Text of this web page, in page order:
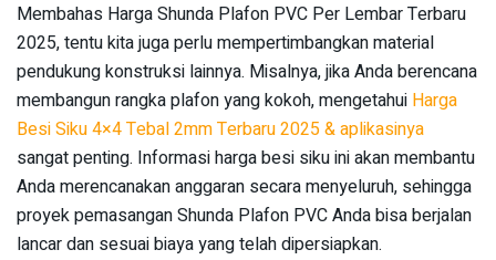
Membahas Harga Shunda Plafon PVC Per Lembar Terbaru
2025, tentu kita juga perlu mempertimbangkan material
pendukung konstruksi lainnya. Misalnya, jika Anda berencana
membangun rangka plafon yang kokoh, mengetahui Harga
Besi Siku 4×4 Tebal 2mm Terbaru 2025 & aplikasinya
sangat penting. Informasi harga besi siku ini akan membantu
Anda merencanakan anggaran secara menyeluruh, sehingga
proyek pemasangan Shunda Plafon PVC Anda bisa berjalan
lancar dan sesuai biaya yang telah dipersiapkan.